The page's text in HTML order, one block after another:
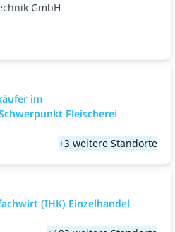
GmbH
im
Fleischerei
+3 weitere Standorte
(IHK) Einzelhandel